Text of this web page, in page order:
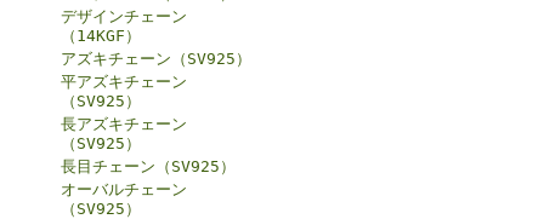
デザインチェーン
（14KGF）
アズキチェーン（SV925）
平アズキチェーン
（SV925）
長アズキチェーン
（SV925）
長目チェーン（SV925）
オーバルチェーン
（SV925）